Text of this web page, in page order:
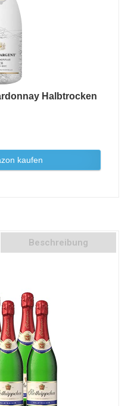
Halbtrocken
kaufen
Beschreibung